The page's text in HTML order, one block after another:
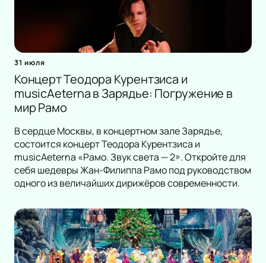
31 июля
Концерт Теодора Курентзиса и
musicAeterna в Зарядье: Погружение в
мир Рамо
В сердце Москвы, в концертном зале Зарядье,
состоится концерт Теодора Курентзиса и
musicAeterna «Рамо. Звук света — 2». Откройте для
себя шедевры Жан-Филиппа Рамо под руководством
одного из величайших дирижёров современности.